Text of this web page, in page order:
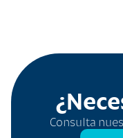
Consulta